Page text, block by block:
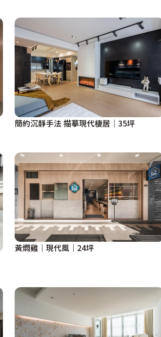
簡約沉靜手法 描摹現代棲居│35坪
黃燜雞｜現代風｜24坪